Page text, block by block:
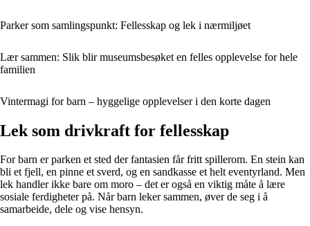
Parker som samlingspunkt: Fellesskap og lek i nærmiljøet
Lær sammen: Slik blir museumsbesøket en felles opplevelse for hele
familien
Vintermagi for barn – hyggelige opplevelser i den korte dagen
Lek som drivkraft for fellesskap
For barn er parken et sted der fantasien får fritt spillerom. En stein kan
bli et fjell, en pinne et sverd, og en sandkasse et helt eventyrland. Men
lek handler ikke bare om moro – det er også en viktig måte å lære
sosiale ferdigheter på. Når barn leker sammen, øver de seg i å
samarbeide, dele og vise hensyn.